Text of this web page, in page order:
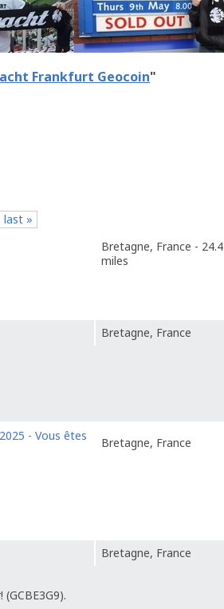
Frankfurt Geocoin"
last »
Bretagne, France - 24.4
miles
Bretagne, France
- Vous êtes
Bretagne, France
Bretagne, France